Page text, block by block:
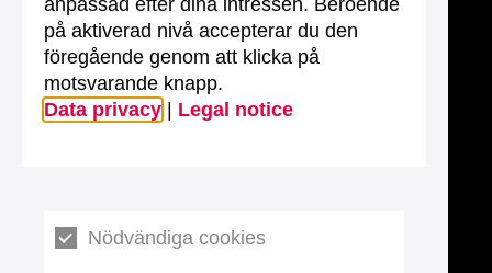
anpassad efter dina intressen. Beroende
på aktiverad nivå accepterar du den
föregående genom att klicka på
motsvarande knapp.
Data privacy
Legal notice
Nödvändiga cookies